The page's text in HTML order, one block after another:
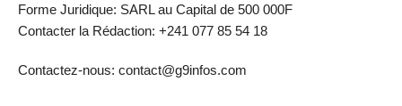
Forme Juridique: SARL au Capital de 500 000F
Contacter la Rédaction: +241 077 85 54 18
Contactez-nous: contact@g9infos.com